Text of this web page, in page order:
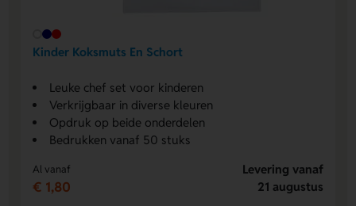
Kinder Koksmuts En Schort
Leuke chef set voor kinderen
Verkrijgbaar in diverse kleuren
Opdruk op beide onderdelen
Bedrukken vanaf 50 stuks
Al vanaf
€ 1,80
Levering vanaf
21 augustus